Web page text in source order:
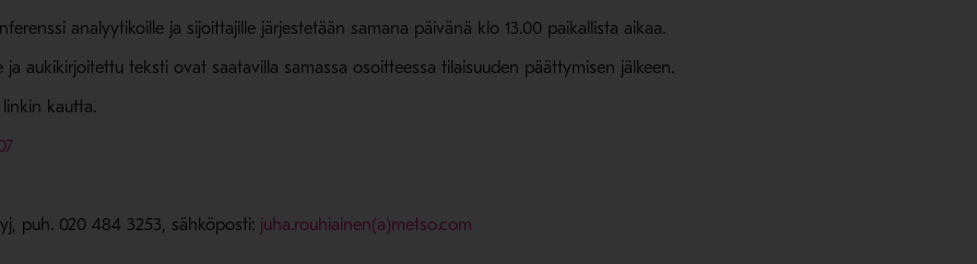
analyytikoille ja sijoittajille järjestetään samana päivänä klo 13.00 paikallista aikaa.
ikkunassa
ja aukikirjoitettu teksti ovat saatavilla samassa osoitteessa tilaisuuden päättymisen jälkeen.
kautta.
- Avaa uudessa ikkunassa
puh. 020 484 3253, sähköposti: juha.rouhiainen(a)metso.com